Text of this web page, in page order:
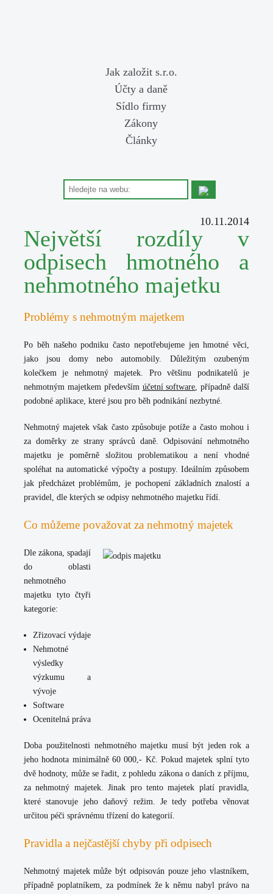
Jak založit s.r.o.
Účty a daně
Sídlo firmy
Zákony
Články
Největší rozdíly v
odpisech hmotného a
nehmotného majetku
10.11.2014
Problémy s nehmotným majetkem
Po běh našeho podniku často nepotřebujeme jen hmotné věci,
jako jsou domy nebo automobily. Důležitým ozubeným
kolečkem je nehmotný majetek. Pro většinu podnikatelů je
nehmotným majetkem především účetní software, případně další
podobné aplikace, které jsou pro běh podnikání nezbytné.
Nehmotný majetek však často způsobuje potíže a často mohou i
za doměrky ze strany správců daně. Odpisování nehmotného
majetku je poměrně složitou problematikou a není vhodné
spoléhat na automatické výpočty a postupy. Ideálním způsobem
jak předcházet problémům, je pochopení základních znalostí a
pravidel, dle kterých se odpisy nehmotného majetku řídí.
Co můžeme považovat za nehmotný majetek
Dle zákona, spadají
do oblasti
nehmotného
majetku tyto čtyři
kategorie:
Zřizovací výdaje
Nehmotné
výsledky
výzkumu a
vývoje
Software
Ocenitelná práva
Doba použitelnosti nehmotného majetku musí být jeden rok a
jeho hodnota minimálně 60 000,- Kč. Pokud majetek splní tyto
dvě hodnoty, může se řadit, z pohledu zákona o daních z příjmu,
za nehmotný majetek. Jinak pro tento majetek platí pravidla,
které stanovuje jeho daňový režim. Je tedy potřeba věnovat
určitou péči správnému třízení do kategorií.
Pravidla a nejčastější chyby při odpisech
Nehmotný majetek může být odpisován pouze jeho vlastníkem,
případně poplatníkem, za podmínek že k němu nabyl právo na